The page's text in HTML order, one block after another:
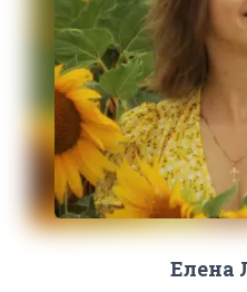
Елена